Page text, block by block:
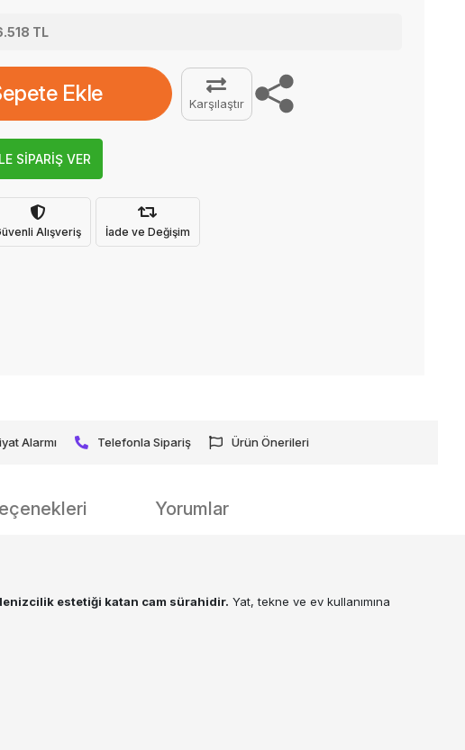
TL
Ekle Karşılaştır
SİPARİŞ VER
Alışveriş İade ve Değişim
Alarmı Telefonla Sipariş Ürün Önerileri
Yorumlar
estetiği katan cam sürahidir. Yat, tekne ve ev kullanımına